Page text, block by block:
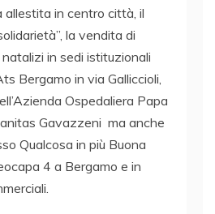
allestita in centro città, il
la vendita di
in sedi istituzionali
Bergamo in via Galliccioli,
Ospedaliera Papa
Gavazzeni ma anche
Qualcosa in più Buona
4 a Bergamo e in